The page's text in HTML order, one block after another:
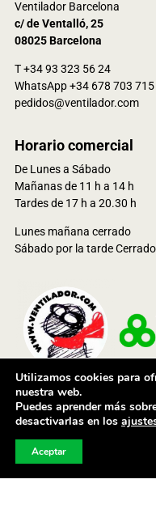
Ventilador Barcelona
c/ de Ventalló, 25
08025 Barcelona
T +34 93 323 56 24
WhatsApp +34 678 703 715
pedidos@ventilador.com
Horario comercial
De Lunes a Sábado
Mañanas de 11 h a 14 h
Tardes de 17 h a 20.30 h
Lunes mañana cerrado
Sábado por la tarde Cerrado
© 2021 Ventioutdoor Services,
Utilizamos cookies para
nuestra web.
Puedes aprender más
desactivarlas en los
Aceptar